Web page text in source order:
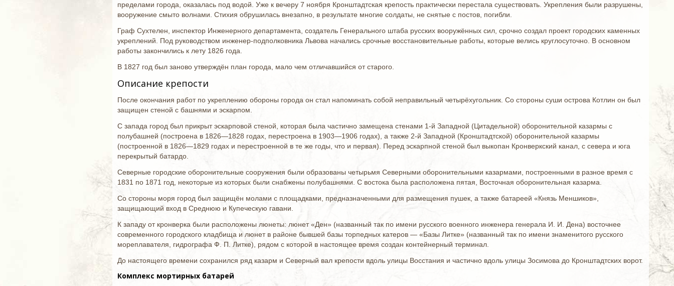
пределами города, оказалась под водой. Уже к вечеру 7 ноября Кронштадтская крепость практически перестала существовать. Укрепления были разрушены,
вооружение смыто волнами. Стихия обрушилась внезапно, в результате многие солдаты, не снятые с постов, погибли.
Граф Сухтелен, инспектор Инженерного департамента, создатель Генерального штаба русских вооружённых сил, срочно создал проект городских каменных
укреплений. Под руководством инженер-подполковника Львова начались срочные восстановительные работы, которые велись круглосуточно. В основном
работы закончились к лету 1826 года.
В 1827 год был заново утверждён план города, мало чем отличавшийся от старого.
Описание крепости
После окончания работ по укреплению обороны города он стал напоминать собой неправильный четырёхугольник. Со стороны суши острова Котлин он был
защищен стеной с башнями и эскарпом.
С запада город был прикрыт эскарповой стеной, которая была частично замещена стенами 1-й Западной (Цитадельной) оборонительной казармы с
полубашней (построена в 1826—1828 годах, перестроена в 1903—1906 годах), а также 2-й Западной (Кронштадтской) оборонительной казармы
(построенной в 1826—1829 годах и перестроенной в те же годы, что и первая). Перед эскарпной стеной был выкопан Кронверкский канал, с севера и юга
перекрытый батардо.
Северные городские оборонительные сооружения были образованы четырьмя Северными оборонительными казармами, построенными в разное время с
1831 по 1871 год, некоторые из которых были снабжены полубашнями. С востока была расположена пятая, Восточная оборонительная казарма.
Со стороны моря город был защищён молами с площадками, предназначенными для размещения пушек, а также батареей «Князь Меншиков»,
защищающий вход в Среднюю и Купеческую гавани.
К западу от кронверка были расположены люнеты: люнет «Ден» (названный так по имени русского военного инженера генерала И. И. Дена) восточнее
современного городского кладбища и люнет в районе бывшей базы торпедных катеров — «Базы Литке» (названный так по имени знаменитого русского
мореплавателя, гидрографа Ф. П. Литке), рядом с которой в настоящее время создан контейнерный терминал.
До настоящего времени сохранился ряд казарм и Северный вал крепости вдоль улицы Восстания и частично вдоль улицы Зосимова до Кронштадтских ворот.
Комплекс мортирных батарей